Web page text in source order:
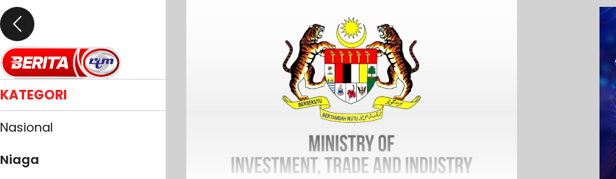
KATEGORI
Nasional
Niaga